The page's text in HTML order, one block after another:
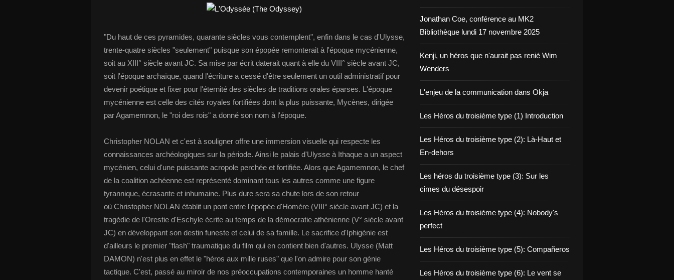
"Du haut de ces pyramides, quarante siècles vous contemplent", enfin dans le cas d'Ulysse,
trente-quatre siècles "seulement" puisque son épopée remonterait à l'époque mycénienne,
soit au XIII° siècle avant JC. Sa mise par écrit daterait quant à elle du VIII° siècle avant JC,
soit l'époque archaïque, quand l'écriture a cessé d'être seulement un outil administratif pour
devenir poétique et fixer pour l'éternité des siècles de traditions orales éparses. L'époque
mycénienne est celle des cités royales fortifiées dont la plus puissante, Mycènes, dirigée
par Agamemnon, le "roi des rois" a donné son nom à l'époque.
Christopher NOLAN et c'est à souligner offre une immersion visuelle qui respecte les
connaissances archéologiques sur la période. Ainsi le palais d'Ulysse à Ithaque a un aspect
mycénien, celui d'une puissante acropole perchée et fortifiée. Alors que Agamemnon, le chef
de la coalition achéenne est représenté dominant tous les autres comme une figure
tyrannique, écrasante et inhumaine. Plus dure sera sa chute lors de son retour
où Christopher NOLAN établit un pont entre l'épopée d'Homère (VIII° siècle avant JC) et la
tragédie de l'Orestie d'Eschyle écrite au temps de la démocratie athénienne (V° siècle avant
JC) en développant son destin funeste et celui de sa famille. Le sacrifice d'Iphigénie est
d'ailleurs le premier "flash" traumatique du film qui en contient bien d'autres. Ulysse (Matt
DAMON) n'est plus en effet le "héros aux mille ruses" que l'on admire pour son génie
tactique. C'est, passé au miroir de nos préoccupations contemporaines un homme hanté
Jonathan Coe, conférence au MK2
Bibliothèque lundi 17 novembre 2025
Kenji, un héros que n'aurait pas renié Wim
Wenders
L'enjeu de la communication dans Okja
Les Héros du troisième type (1) Introduction
Les Héros du troisième type (2): Là-Haut et
En-dehors
Les héros du troisième type (3): Sur les
cimes du désespoir
Les Héros du troisième type (4): Nobody's
perfect
Les Héros du troisième type (5): Compañeros
Les Héros du troisième type (6): Le vent se